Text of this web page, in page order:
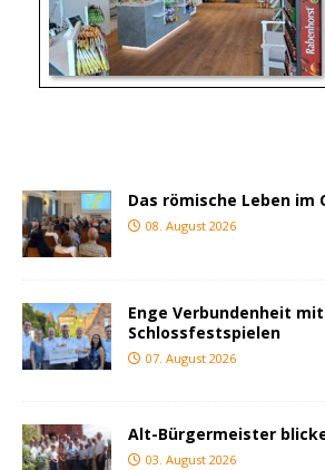
Das römische Leben im
08. August 2026
Enge Verbundenheit
Schlossfestspielen
07. August 2026
Alt-Bürgermeister
03. August 2026